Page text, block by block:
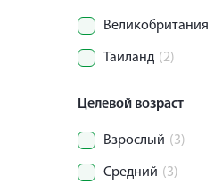
Великобритания
Таиланд (2)
Целевой возраст
Взрослый (3)
Средний (3)